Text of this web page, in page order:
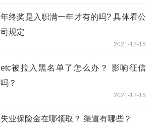
年终奖是入职满一年才有的吗? 具体看公
司规定
2021-12-15
etc被拉入黑名单了怎么办？ 影响征信
吗？
2021-12-15
失业保险金在哪领取？ 渠道有哪些？